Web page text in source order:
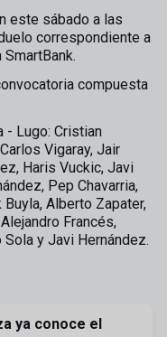
este sábado a las
correspondiente a
compuesta
- Lugo: Cristian
Vigaray, Jair
Haris Vuckic, Javi
Pep Chavarria,
Alberto Zapater,
Francés,
Sola y Javi Hernández.
ya conoce el